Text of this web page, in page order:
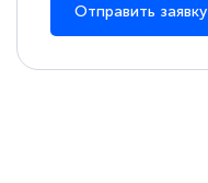
Отправить заявку